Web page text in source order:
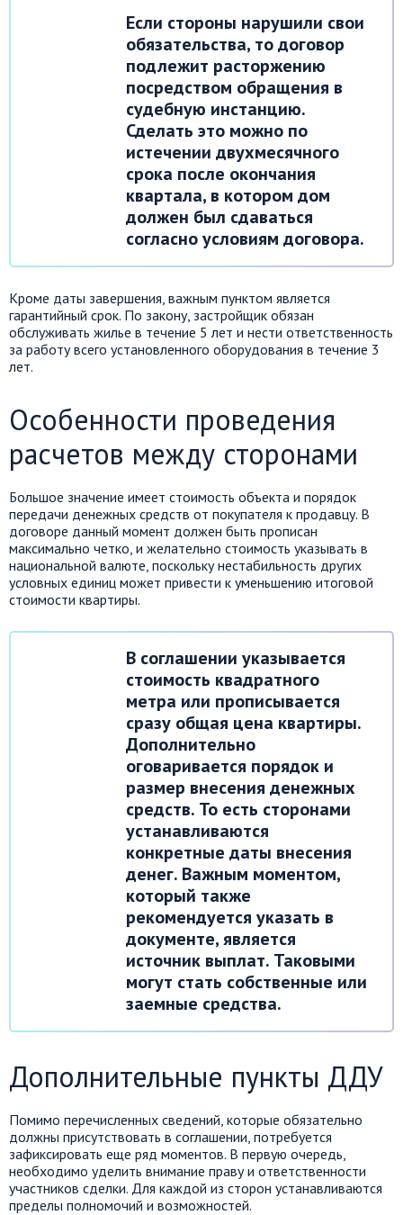
Если стороны нарушили свои
обязательства, то договор
подлежит расторжению
посредством обращения в
судебную инстанцию.
Сделать это можно по
истечении двухмесячного
срока после окончания
квартала, в котором дом
должен был сдаваться
согласно условиям договора.
Кроме даты завершения, важным пунктом является
гарантийный срок. По закону, застройщик обязан
обслуживать жилье в течение 5 лет и нести ответственность
за работу всего установленного оборудования в течение 3
лет.
Особенности проведения
расчетов между сторонами
Большое значение имеет стоимость объекта и порядок
передачи денежных средств от покупателя к продавцу. В
договоре данный момент должен быть прописан
максимально четко, и желательно стоимость указывать в
национальной валюте, поскольку нестабильность других
условных единиц может привести к уменьшению итоговой
стоимости квартиры.
В соглашении указывается
стоимость квадратного
метра или прописывается
сразу общая цена квартиры.
Дополнительно
оговаривается порядок и
размер внесения денежных
средств. То есть сторонами
устанавливаются
конкретные даты внесения
денег. Важным моментом,
который также
рекомендуется указать в
документе, является
источник выплат. Таковыми
могут стать собственные или
заемные средства.
Дополнительные пункты ДДУ
Помимо перечисленных сведений, которые обязательно
должны присутствовать в соглашении, потребуется
зафиксировать еще ряд моментов. В первую очередь,
необходимо уделить внимание праву и ответственности
участников сделки. Для каждой из сторон устанавливаются
пределы полномочий и возможностей.